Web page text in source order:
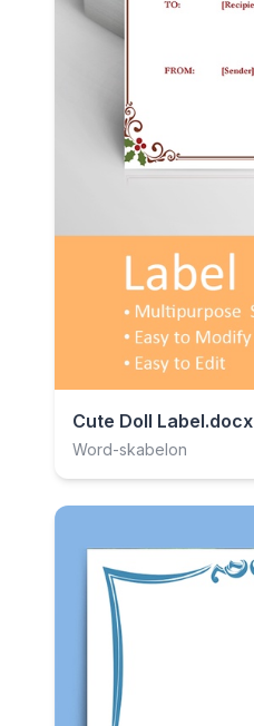
Cute Doll Label.docx
Word-skabelon